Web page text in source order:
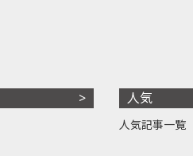
人気
人気記事一覧